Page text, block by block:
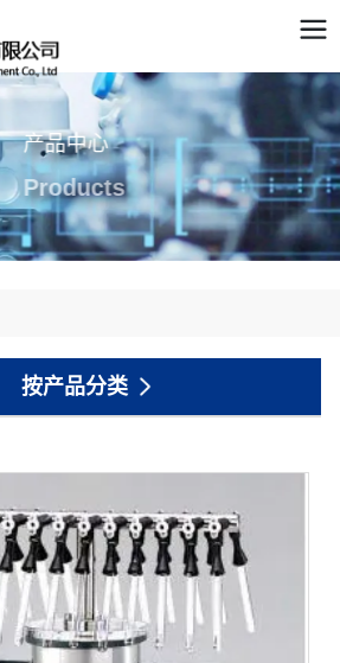
产品中心
Products
按产品分类